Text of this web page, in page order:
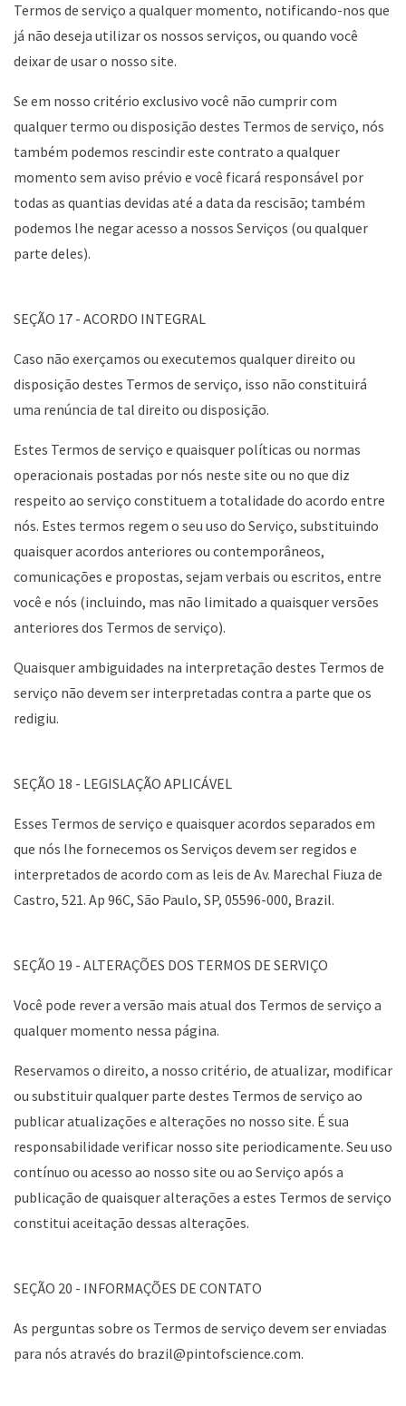
Termos de serviço a qualquer momento, notificando-nos que
já não deseja utilizar os nossos serviços, ou quando você
deixar de usar o nosso site.
Se em nosso critério exclusivo você não cumprir com
qualquer termo ou disposição destes Termos de serviço, nós
também podemos rescindir este contrato a qualquer
momento sem aviso prévio e você ficará responsável por
todas as quantias devidas até a data da rescisão; também
podemos lhe negar acesso a nossos Serviços (ou qualquer
parte deles).
SEÇÃO 17 - ACORDO INTEGRAL
Caso não exerçamos ou executemos qualquer direito ou
disposição destes Termos de serviço, isso não constituirá
uma renúncia de tal direito ou disposição.
Estes Termos de serviço e quaisquer políticas ou normas
operacionais postadas por nós neste site ou no que diz
respeito ao serviço constituem a totalidade do acordo entre
nós. Estes termos regem o seu uso do Serviço, substituindo
quaisquer acordos anteriores ou contemporâneos,
comunicações e propostas, sejam verbais ou escritos, entre
você e nós (incluindo, mas não limitado a quaisquer versões
anteriores dos Termos de serviço).
Quaisquer ambiguidades na interpretação destes Termos de
serviço não devem ser interpretadas contra a parte que os
redigiu.
SEÇÃO 18 - LEGISLAÇÃO APLICÁVEL
Esses Termos de serviço e quaisquer acordos separados em
que nós lhe fornecemos os Serviços devem ser regidos e
interpretados de acordo com as leis de Av. Marechal Fiuza de
Castro, 521. Ap 96C, São Paulo, SP, 05596-000, Brazil.
SEÇÃO 19 - ALTERAÇÕES DOS TERMOS DE SERVIÇO
Você pode rever a versão mais atual dos Termos de serviço a
qualquer momento nessa página.
Reservamos o direito, a nosso critério, de atualizar, modificar
ou substituir qualquer parte destes Termos de serviço ao
publicar atualizações e alterações no nosso site. É sua
responsabilidade verificar nosso site periodicamente. Seu uso
contínuo ou acesso ao nosso site ou ao Serviço após a
publicação de quaisquer alterações a estes Termos de serviço
constitui aceitação dessas alterações.
SEÇÃO 20 - INFORMAÇÕES DE CONTATO
As perguntas sobre os Termos de serviço devem ser enviadas
para nós através do brazil@pintofscience.com.